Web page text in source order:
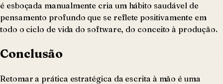
é esboçada manualmente cria um hábito saudável de
pensamento profundo que se reflete positivamente em
todo o ciclo de vida do software, do conceito à produção.
Conclusão
Retomar a prática estratégica da escrita à mão é uma